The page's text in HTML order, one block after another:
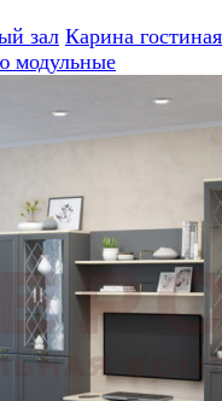
зал Карина гостиная
модульные